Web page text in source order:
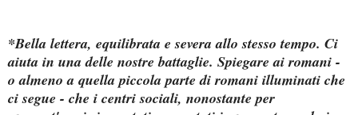
*Bella lettera, equilibrata e severa allo stesso tempo. Ci
aiuta in una delle nostre battaglie. Spiegare ai romani -
o almeno a quella piccola parte di romani illuminati che
ci segue - che i centri sociali, nonostante per